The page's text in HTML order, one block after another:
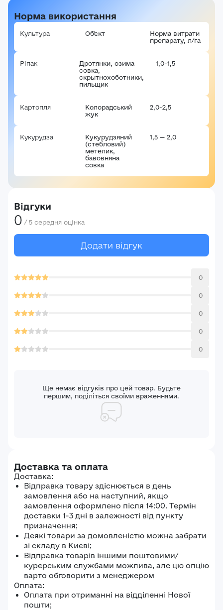
Норма використання
Культура Об'єкт
Норма витрати
препарату, л/га
Ріпак
Дротянки, озима
совка,
скрытнохоботники,
пильщик
1,0-1,5
Картопля
Колорадський
жук
2,0-2,5
Кукурудза
Кукурудзяний
(стебловий)
метелик,
бавовняна
совка
1,5 — 2,0
Відгуки
0 / 5 середня оцінка
Додати відгук
0
0
0
0
0
Ще немає відгуків про цей товар. Будьте
першим, поділіться своїми враженнями.
Доставка та оплата
Доставка:
Відправка товару здіснюється в день
замовлення або на наступний, якщо
замовлення оформлено після 14:00. Термін
доставки 1-3 дні в залежності від пункту
призначення;
Деякі товари за домовленістю можна забрати
зі складу в Києві;
Відправка товарів іншими поштовими/
курєрським службами можлива, але цю опцію
варто обговорити з менеджером
Оплата:
Оплата при отриманні на відділенні Нової
пошти;
Ваша оцінка